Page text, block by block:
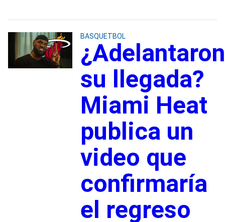
BASQUETBOL
¿Adelantaron
su llegada?
Miami Heat
publica un
video que
confirmaría
el regreso